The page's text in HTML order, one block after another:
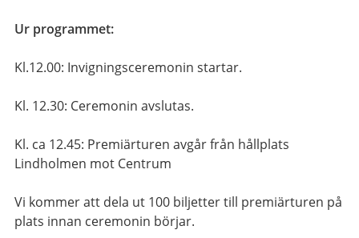
Ur programmet:
Kl.12.00: Invigningsceremonin startar.
Kl. 12.30: Ceremonin avslutas.
Kl. ca 12.45: Premiärturen avgår från hållplats
Lindholmen mot Centrum
Vi kommer att dela ut 100 biljetter till premiärturen på
plats innan ceremonin börjar.